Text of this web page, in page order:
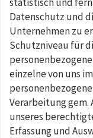
Datenschutz und
Unternehmen zu
Schutzniveau für
einzelne von uns
Verarbeitung gem.
unseres
Erfassung und